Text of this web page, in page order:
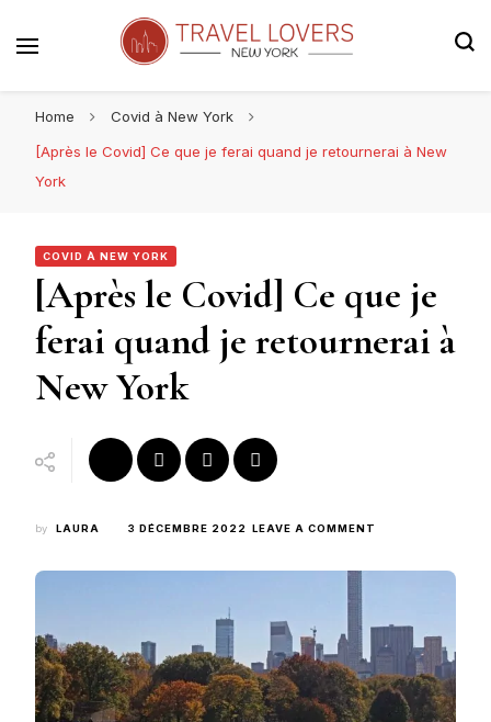
Home
Covid à New York
[Après le Covid] Ce que je ferai quand je retournerai à New
York
COVID À NEW YORK
[Après le Covid] Ce que je
ferai quand je retournerai à
New York
by LAURA 3 DÉCEMBRE 2022 LEAVE A COMMENT
FERAI
QUAND
JE
RETOURNERAI